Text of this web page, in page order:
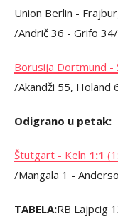
Union Berlin -
/Andrič 36 - Grifo 34/
Borusija Dortmund -
/Akandži 55, Holand
Odigrano u petak:
Štutgart - Keln 1:1
/Mangala 1 -
TABELA:RB Lajpcig